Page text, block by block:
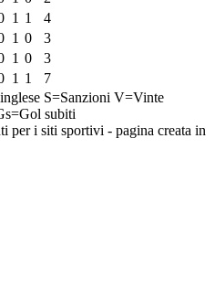
1 1
4
1 0
3
1 0
3
1 1
7
S=Sanzioni V=Vinte
subiti
per i siti sportivi - pagina creata in